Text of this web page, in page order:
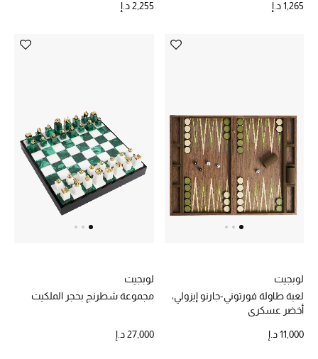
1,265 د.إ 2,255 د.إ
لوبجيت
لعبة طاولة فورتوني-جارنو إيزولي،
أخضر عسكري
11,000 د.إ
لوبجيت
مجموعة شطرنج بحجر الملكيت
27,000 د.إ